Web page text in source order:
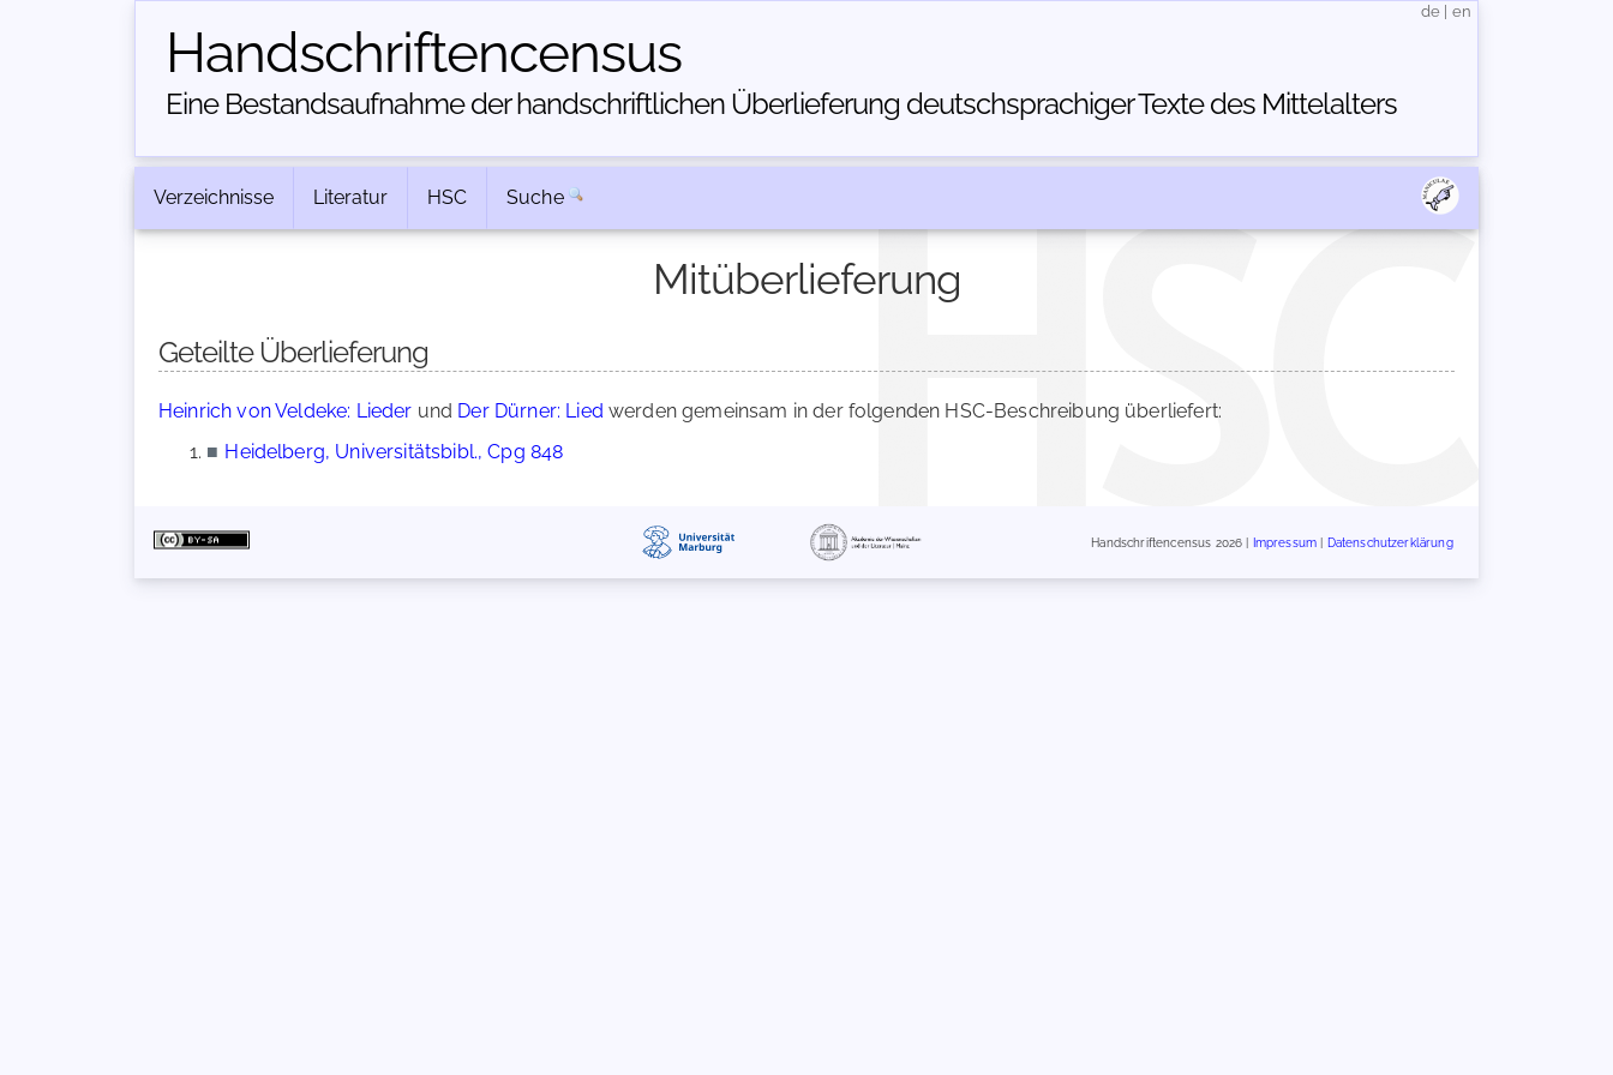
Handschriften­census
Eine Bestandsaufnahme der handschriftlichen Über­lieferung deutschsprachiger Texte des Mittelalters
de en
Verzeichnisse Literatur HSC Suche
Mitüberlieferung
Geteilte Überlieferung
Heinrich von Veldeke: Lieder und Der Dürner: Lied werden gemeinsam in der folgenden HSC-Beschreibung überliefert:
■ Heidelberg, Universitätsbibl., Cpg 848
Handschriftencensus 2026 | Impressum Datenschutzerklärung